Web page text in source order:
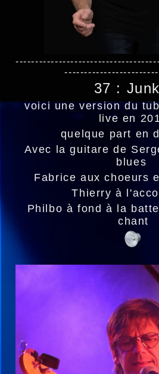
37 :
voici une version du
live en
quelque part en
Avec la guitare de
blues
Fabrice aux choeurs
Thierry à
Philbo à fond à la
chant